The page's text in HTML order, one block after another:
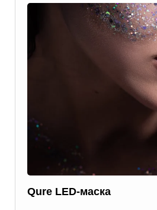
Qure LED-маска